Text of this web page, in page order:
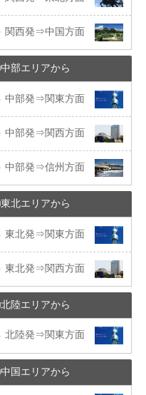
関西発⇒中国方面
中部エリアから
中部発⇒関東方面
中部発⇒関西方面
中部発⇒信州方面
東北エリアから
東北発⇒関東方面
東北発⇒関西方面
北陸エリアから
北陸発⇒関東方面
中国エリアから